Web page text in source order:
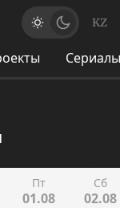
KZ
Сериалы
Пт
01.08
Сб
02.08